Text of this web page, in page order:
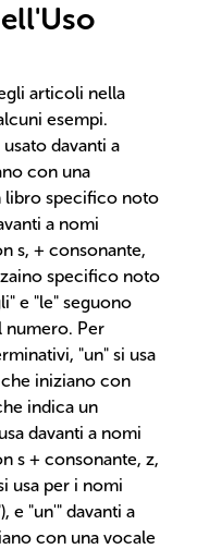
articoli nella
esempi.
davanti a
con una
libro specifico noto
a nomi
s, + consonante,
specifico noto
e "le" seguono
numero. Per
"un" si usa
iniziano con
indica un
davanti a nomi
s + consonante, z,
usa per i nomi
e "un'" davanti a
con una vocale